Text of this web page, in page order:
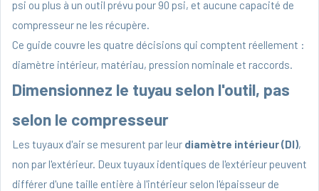
psi ou plus à un outil prévu pour 90 psi, et aucune capacité de
compresseur ne les récupère.
Ce guide couvre les quatre décisions qui comptent réellement :
diamètre intérieur, matériau, pression nominale et raccords.
Dimensionnez le tuyau selon l'outil, pas
selon le compresseur
Les tuyaux d'air se mesurent par leur diamètre intérieur (DI),
non par l'extérieur. Deux tuyaux identiques de l'extérieur peuvent
différer d'une taille entière à l'intérieur selon l'épaisseur de